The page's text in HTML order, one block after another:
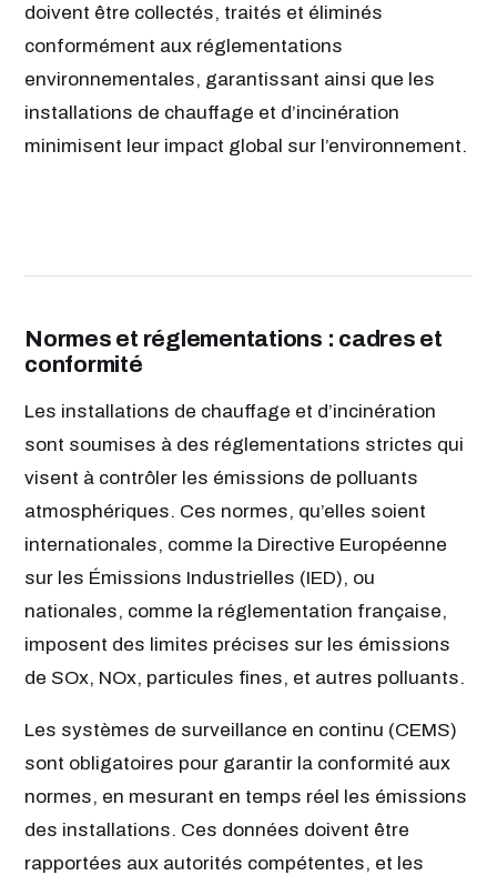
doivent être collectés, traités et éliminés
conformément aux réglementations
environnementales, garantissant ainsi que les
installations de chauffage et d’incinération
minimisent leur impact global sur l’environnement.
Normes et réglementations : cadres et
conformité
Les installations de chauffage et d’incinération
sont soumises à des réglementations strictes qui
visent à contrôler les émissions de polluants
atmosphériques. Ces normes, qu’elles soient
internationales, comme la Directive Européenne
sur les Émissions Industrielles (IED), ou
nationales, comme la réglementation française,
imposent des limites précises sur les émissions
de SOx, NOx, particules fines, et autres polluants.
Les systèmes de surveillance en continu (CEMS)
sont obligatoires pour garantir la conformité aux
normes, en mesurant en temps réel les émissions
des installations. Ces données doivent être
rapportées aux autorités compétentes, et les